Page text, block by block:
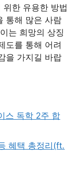
한 유용한 방법
통해 많은 사람
는 희망의 상징
도를 통해 어려
을 가지길 바랍
스 독학 2주 합
혜택 총정리(ft.